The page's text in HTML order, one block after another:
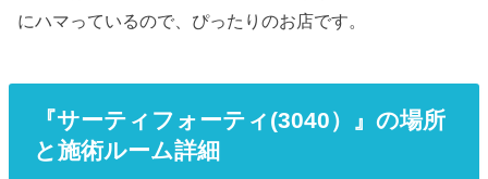
にハマっているので、ぴったりのお店です。
『サーティフォーティ(3040）』の場所
と施術ルーム詳細